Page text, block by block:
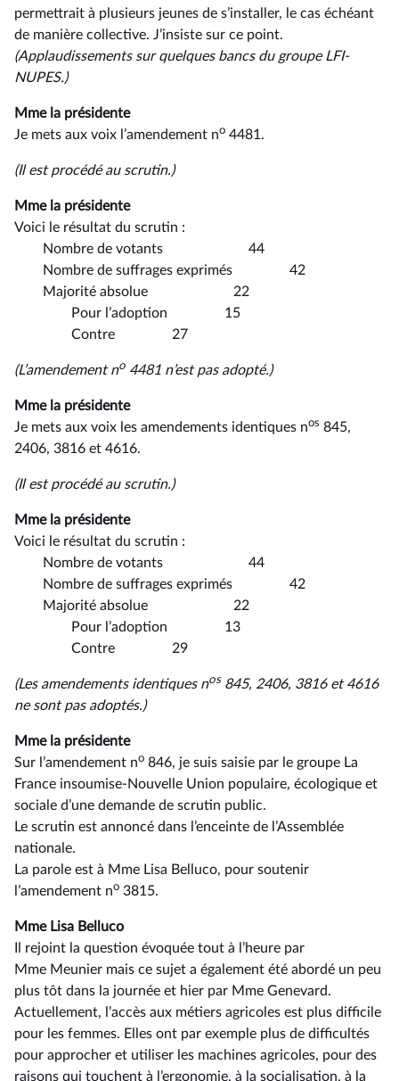
permettrait à plusieurs jeunes de s’installer, le cas échéant
de manière collective. J’insiste sur ce point.
(Applaudissements sur quelques bancs du groupe LFI-
NUPES.)
Mme la présidente
Je mets aux voix l’amendement no 4481.
(Il est procédé au scrutin.)
Mme la présidente
Voici le résultat du scrutin :
Nombre de votants 44
Nombre de suffrages exprimés 42
Majorité absolue 22
Pour l’adoption 15
Contre 27
(L’amendement no 4481 n’est pas adopté.)
Mme la présidente
Je mets aux voix les amendements identiques nos 845,
2406, 3816 et 4616.
(Il est procédé au scrutin.)
Mme la présidente
Voici le résultat du scrutin :
Nombre de votants 44
Nombre de suffrages exprimés 42
Majorité absolue 22
Pour l’adoption 13
Contre 29
(Les amendements identiques nos 845, 2406, 3816 et 4616
ne sont pas adoptés.)
Mme la présidente
Sur l’amendement no 846, je suis saisie par le groupe La
France insoumise-Nouvelle Union populaire, écologique et
sociale d’une demande de scrutin public.
Le scrutin est annoncé dans l’enceinte de l’Assemblée
nationale.
La parole est à Mme Lisa Belluco, pour soutenir
l’amendement no 3815.
Mme Lisa Belluco
Il rejoint la question évoquée tout à l’heure par
Mme Meunier mais ce sujet a également été abordé un peu
plus tôt dans la journée et hier par Mme Genevard.
Actuellement, l’accès aux métiers agricoles est plus difficile
pour les femmes. Elles ont par exemple plus de difficultés
pour approcher et utiliser les machines agricoles, pour des
raisons qui touchent à l’ergonomie, à la socialisation, à la